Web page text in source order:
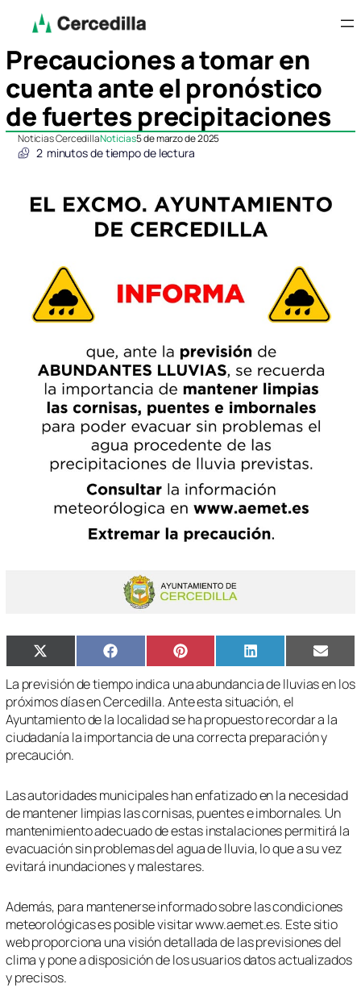
Precauciones a tomar en
cuenta ante el pronóstico
de fuertes precipitaciones
Noticias CercedillaNoticias5 de marzo de 2025
2 minutos de tiempo de lectura
Compartir
en
X
(Twitter)
Compartir
en
Facebook Compartir
en
Pinterest Compartir
en
LinkedIn
en
Email
La previsión de tiempo indica una abundancia de lluvias en los
próximos días en Cercedilla. Ante esta situación, el
Ayuntamiento de la localidad se ha propuesto recordar a la
ciudadanía la importancia de una correcta preparación y
precaución.
Las autoridades municipales han enfatizado en la necesidad
de mantener limpias las cornisas, puentes e imbornales. Un
mantenimiento adecuado de estas instalaciones permitirá la
evacuación sin problemas del agua de lluvia, lo que a su vez
evitará inundaciones y malestares.
Además, para mantenerse informado sobre las condiciones
meteorológicas es posible visitar www.aemet.es. Este sitio
web proporciona una visión detallada de las previsiones del
clima y pone a disposición de los usuarios datos actualizados
y precisos.